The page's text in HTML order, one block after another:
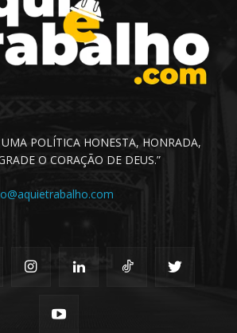
UMA POLÍTICA HONESTA, HONRADA,
O CORAÇÃO DE DEUS.”